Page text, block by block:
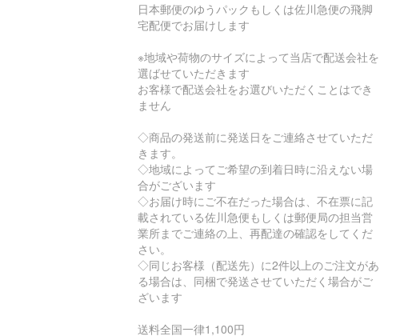
日本郵便のゆうパックもしくは佐川急便の飛脚
宅配便でお届けします
※地域や荷物のサイズによって当店で配送会社を
選ばせていただきます
お客様で配送会社をお選びいただくことはでき
ません
◇商品の発送前に発送日をご連絡させていただ
きます。
◇地域によってご希望の到着日時に沿えない場
合がございます
◇お届け時にご不在だった場合は、不在票に記
載されている佐川急便もしくは郵便局の担当営
業所までご連絡の上、再配達の確認をしてくだ
さい。
◇同じお客様（配送先）に2件以上のご注文があ
る場合は、同梱で発送させていただく場合がご
ざいます
送料全国一律1,100円